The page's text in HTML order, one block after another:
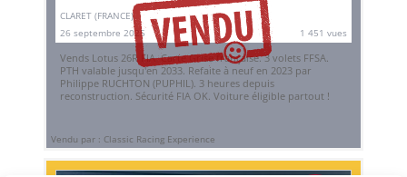
CLARET (FRANCE)
26 septembre 2025
1 451 vues
Vends Lotus 26R FIA. Carte Grise française. 3 volets FFSA.
PTH valable jusqu'en 2033. Refaite à neuf en 2023 par
Philippe RUCHTON (PUPHIL). 3 heures depuis
reconstruction. Sécurité FIA OK. Voiture éligible partout !
Vendu par : Classic Racing Experience